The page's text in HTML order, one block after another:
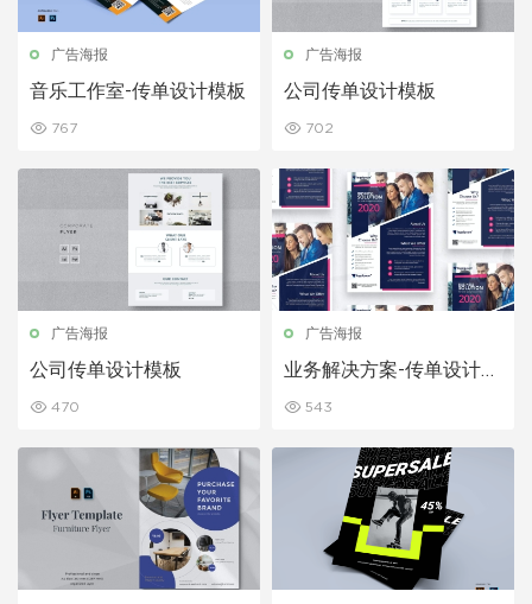
广告海报
音乐工作室-传单设计模板
767
广告海报
公司传单设计模板
702
广告海报
公司传单设计模板
470
广告海报
业务解决方案-传单设计模
543